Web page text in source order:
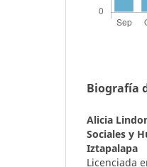
Biografía
Alicia
Sociales y
Iztapalapa
Licenciada